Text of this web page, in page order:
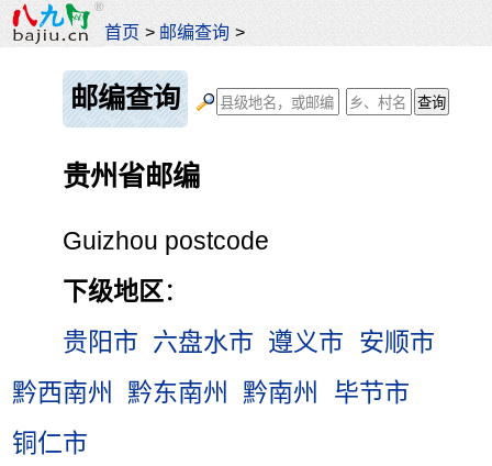
首页 > 邮编查询 >
邮编查询
贵州省邮编
Guizhou postcode
下级地区：
贵阳市 六盘水市 遵义市
安顺市
黔西南州
黔东南州 黔南州
毕节市
铜仁市